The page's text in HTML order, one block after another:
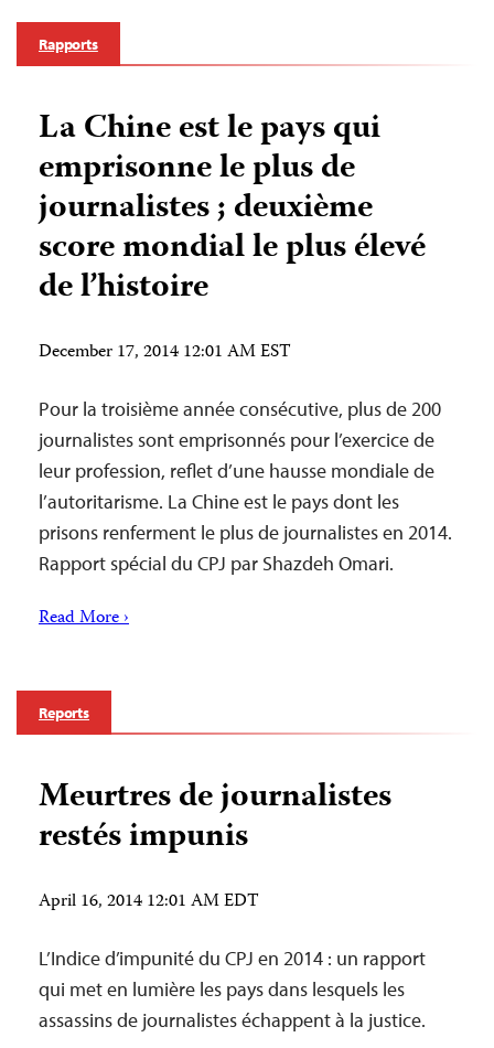
Rapports
La Chine est le pays qui
emprisonne le plus de
journalistes ; deuxième
score mondial le plus élevé
de l’histoire
December 17, 2014 12:01 AM EST
Pour la troisième année consécutive, plus de 200
journalistes sont emprisonnés pour l’exercice de
leur profession, reflet d’une hausse mondiale de
l’autoritarisme. La Chine est le pays dont les
prisons renferment le plus de journalistes en 2014.
Rapport spécial du CPJ par Shazdeh Omari.
Read More ›
Reports
Meurtres de journalistes
restés impunis
April 16, 2014 12:01 AM EDT
L’Indice d’impunité du CPJ en 2014 : un rapport
qui met en lumière les pays dans lesquels les
assassins de journalistes échappent à la justice.